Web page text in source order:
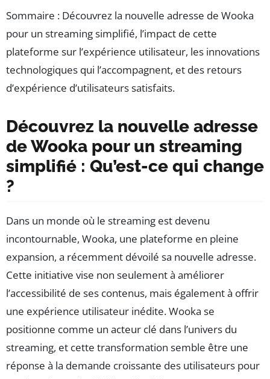
Sommaire : Découvrez la nouvelle adresse de Wooka
pour un streaming simplifié, l’impact de cette
plateforme sur l’expérience utilisateur, les innovations
technologiques qui l’accompagnent, et des retours
d’expérience d’utilisateurs satisfaits.
Découvrez la nouvelle adresse
de Wooka pour un streaming
simplifié : Qu’est-ce qui change
?
Dans un monde où le streaming est devenu
incontournable, Wooka, une plateforme en pleine
expansion, a récemment dévoilé sa nouvelle adresse.
Cette initiative vise non seulement à améliorer
l’accessibilité de ses contenus, mais également à offrir
une expérience utilisateur inédite. Wooka se
positionne comme un acteur clé dans l’univers du
streaming, et cette transformation semble être une
réponse à la demande croissante des utilisateurs pour